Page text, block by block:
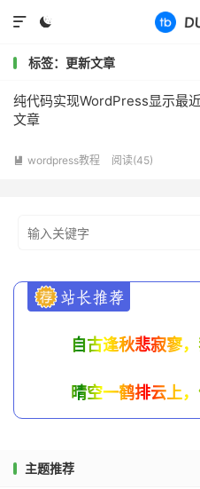


标签：更新文章
纯代码实现WordPress显示最
文章
 wordpress教程 阅读(45)
自古逢秋悲寂寥
晴空一鹤排云上
主题推荐